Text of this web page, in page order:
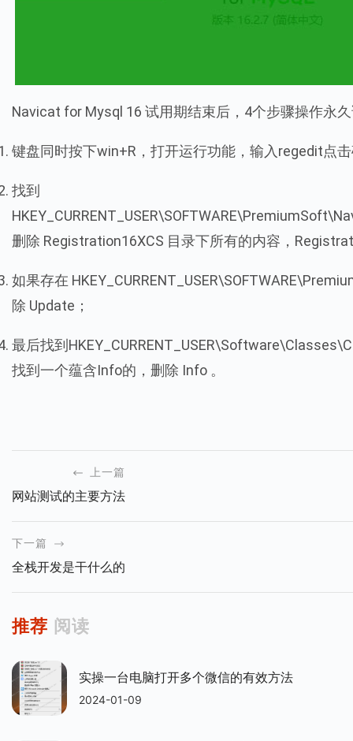
Navicat for Mysql 16 试用期结束后，4个步骤操作永
键盘同时按下win+R，打开运行功能，输入regedit点
找到
删除 Registration16XCS 目录下所有的内容，
如果存在
除 Update；
最后找到
找到一个蕴含Info的，删除 Info 。
上一篇
网站测试的主要方法
下一篇
全栈开发是干什么的
推荐 阅读
实操一台电脑打开多个微信的有效方法
2024-01-09